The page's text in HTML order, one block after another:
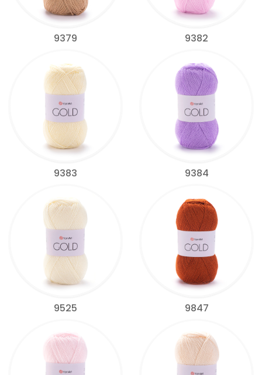
9379 9382
9383 9384
9525 9847